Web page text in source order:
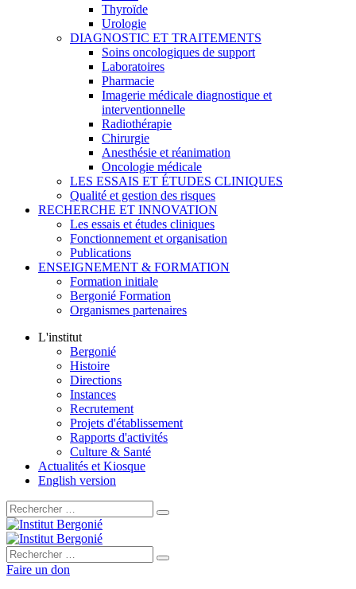
Thyroïde
Urologie
DIAGNOSTIC ET TRAITEMENTS
Soins oncologiques de support
Laboratoires
Pharmacie
Imagerie médicale diagnostique et
interventionnelle
Radiothérapie
Chirurgie
Anesthésie et réanimation
Oncologie médicale
LES ESSAIS ET ÉTUDES CLINIQUES
Qualité et gestion des risques
RECHERCHE ET INNOVATION
Les essais et études cliniques
Fonctionnement et organisation
Publications
ENSEIGNEMENT & FORMATION
Formation initiale
Bergonié Formation
Organismes partenaires
L'institut
Bergonié
Histoire
Directions
Instances
Recrutement
Projets d'établissement
Rapports d'activités
Culture & Santé
Actualités et Kiosque
English version
Rechercher :
Rechercher :
Faire un don